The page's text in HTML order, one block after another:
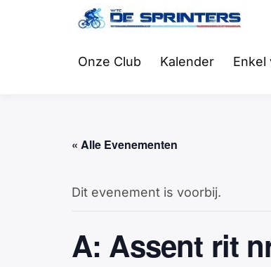
Onze Club Kalender Enkel
« Alle Evenementen
Dit evenement is voorbij.
A: Assent rit